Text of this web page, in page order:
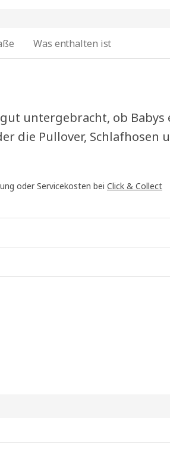
Was enthalten ist
untergebracht, ob Babys
die Pullover, Schlafhosen
oder Servicekosten bei Click & Collect